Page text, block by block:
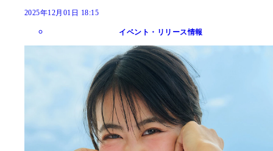
2025年12月01日 18:15
イベント・リリース情報